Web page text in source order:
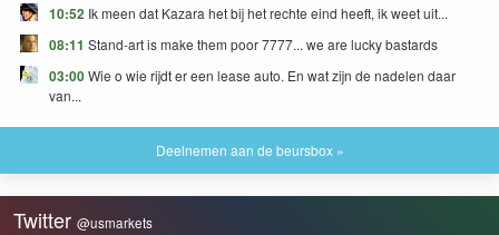
10:52 Ik meen dat Kazara het bij het rechte eind heeft, ik weet uit...
08:11 Stand-art is make them poor 7777... we are lucky bastards
03:00Wie o wie rijdt er een lease auto. En wat zijn de nadelen daar
van...
Deelnemen aan de beursbox »
Twitter @usmarkets